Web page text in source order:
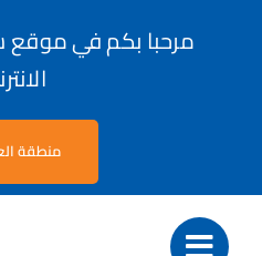
مرحبا بكم في موقع
منطقة